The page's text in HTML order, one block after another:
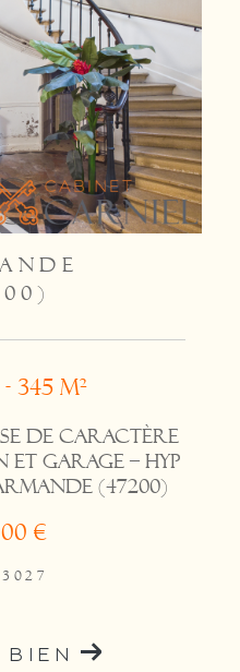
345 m²
de caractère
et garage – Hyp
(47200)
€